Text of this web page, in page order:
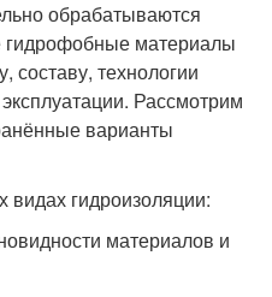
обрабатываются
материалы
составу, технологии
Рассмотрим
варианты
гидроизоляции:
материалов и